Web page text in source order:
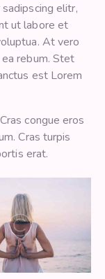
elitr,
ut labore et
At vero
rebum. Stet
est Lorem
congue eros
Cras turpis
erat.